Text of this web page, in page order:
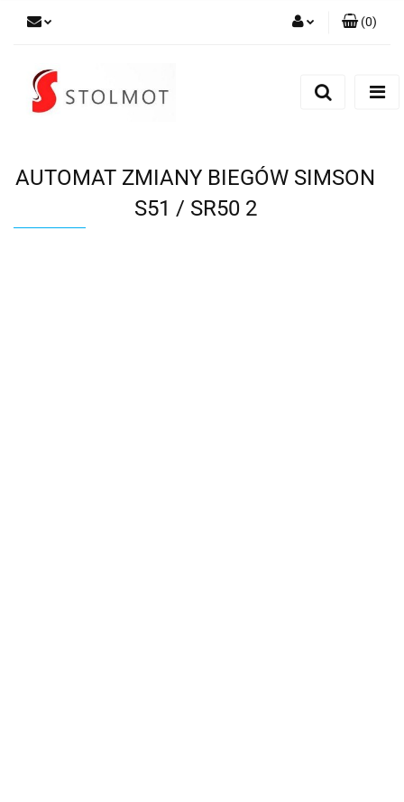
(0)
AUTOMAT ZMIANY BIEGÓW SIMSON
S51 / SR50 2